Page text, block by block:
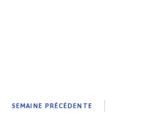
SEMAINE PRÉCÉDENTE